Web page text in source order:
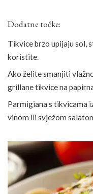
Dodatne točke:
Tikvice brzo upijaju sol,
koristite.
Ako želite smanjiti
grillane tikvice na
Parmigiana s tikvicama
vinom ili svježom